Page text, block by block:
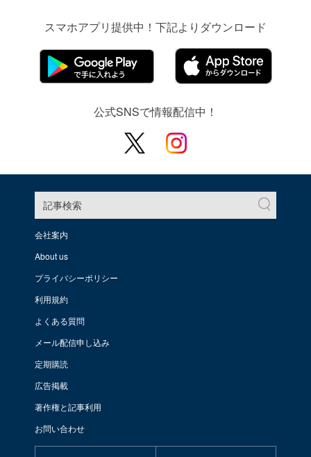
スマホアプリ提供中！下記よりダウンロード
公式SNSで情報配信中！
記事検索
会社案内
About us
プライバシーポリシー
利用規約
よくある質問
メール配信申し込み
定期購読
広告掲載
著作権と記事利用
お問い合わせ